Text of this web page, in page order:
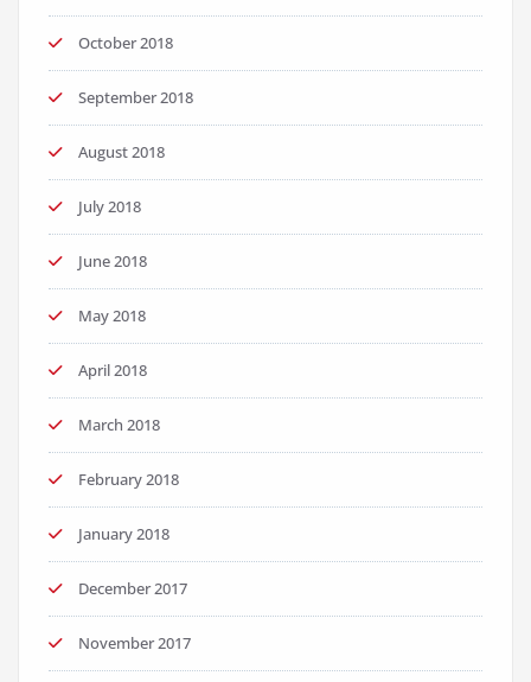
October 2018
September 2018
August 2018
July 2018
June 2018
May 2018
April 2018
March 2018
February 2018
January 2018
December 2017
November 2017